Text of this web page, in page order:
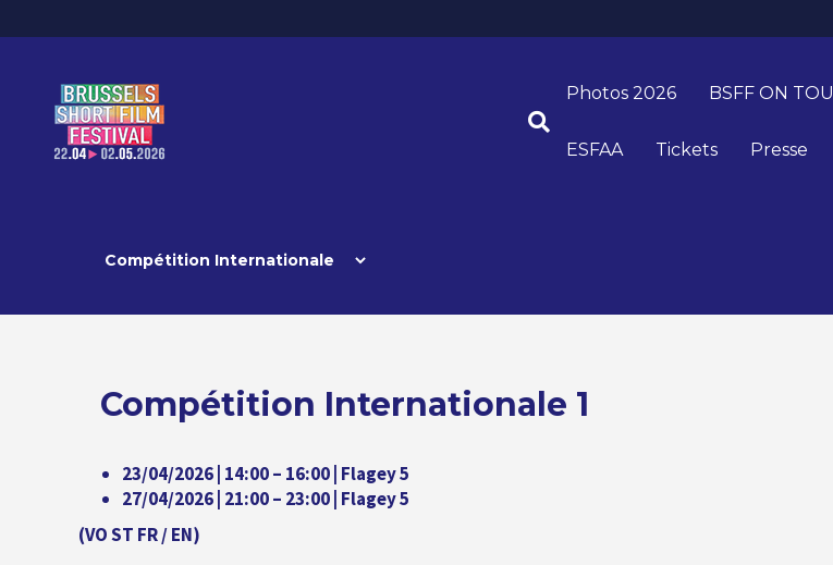
Photos 2026 BSFF ON
ESFAA Tickets Presse
Compétition Internationale 1
23/04/2026 | 14:00 – 16:00 | Flagey 5
27/04/2026 | 21:00 – 23:00 | Flagey 5
(VO ST FR / EN)